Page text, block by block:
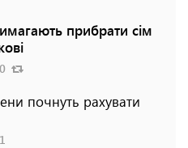
прибрати сім
почнуть рахувати